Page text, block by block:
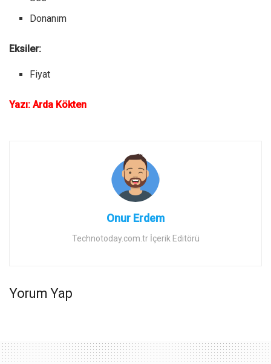
Donanım
Eksiler:
Fiyat
Yazı: Arda Kökten
Onur Erdem
Technotoday.com.tr İçerik Editörü
Yorum Yap